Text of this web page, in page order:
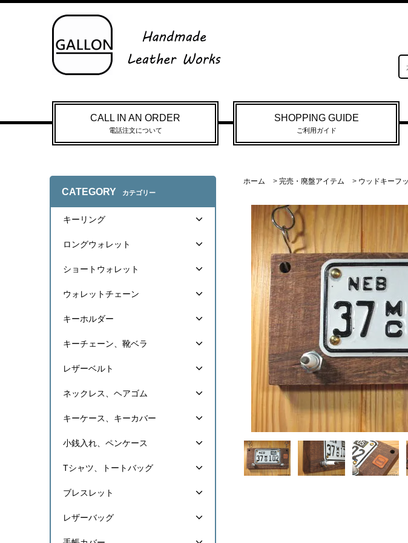
CALL IN AN ORDER
電話注文について
SHOPPING GUIDE
ご利用ガイド
ホーム > 完売・廃盤アイテム > ウッドキーフ
CATEGORY カテゴリー
キーリング
ロングウォレット
ショートウォレット
ウォレットチェーン
キーホルダー
キーチェーン、靴ベラ
レザーベルト
ネックレス、ヘアゴム
キーケース、キーカバー
小銭入れ、ペンケース
Tシャツ、トートバッグ
ブレスレット
レザーバッグ